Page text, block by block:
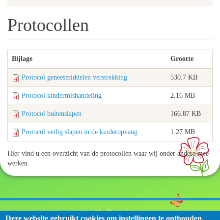
Protocollen
Bijlage Grootte
Protocol geneesmiddelen verstrekking 530.7 KB
Protocol kindermishandeling 2.16 MB
Protocol buitenslapen 166.87 KB
Protocol veilig slapen in de kinderopvang 1.27 MB
Hier vind u een overzicht van de protocollen waar wij onder andere mee
werken.
Deze website gebruikt cookies om instellingen te onthouden.